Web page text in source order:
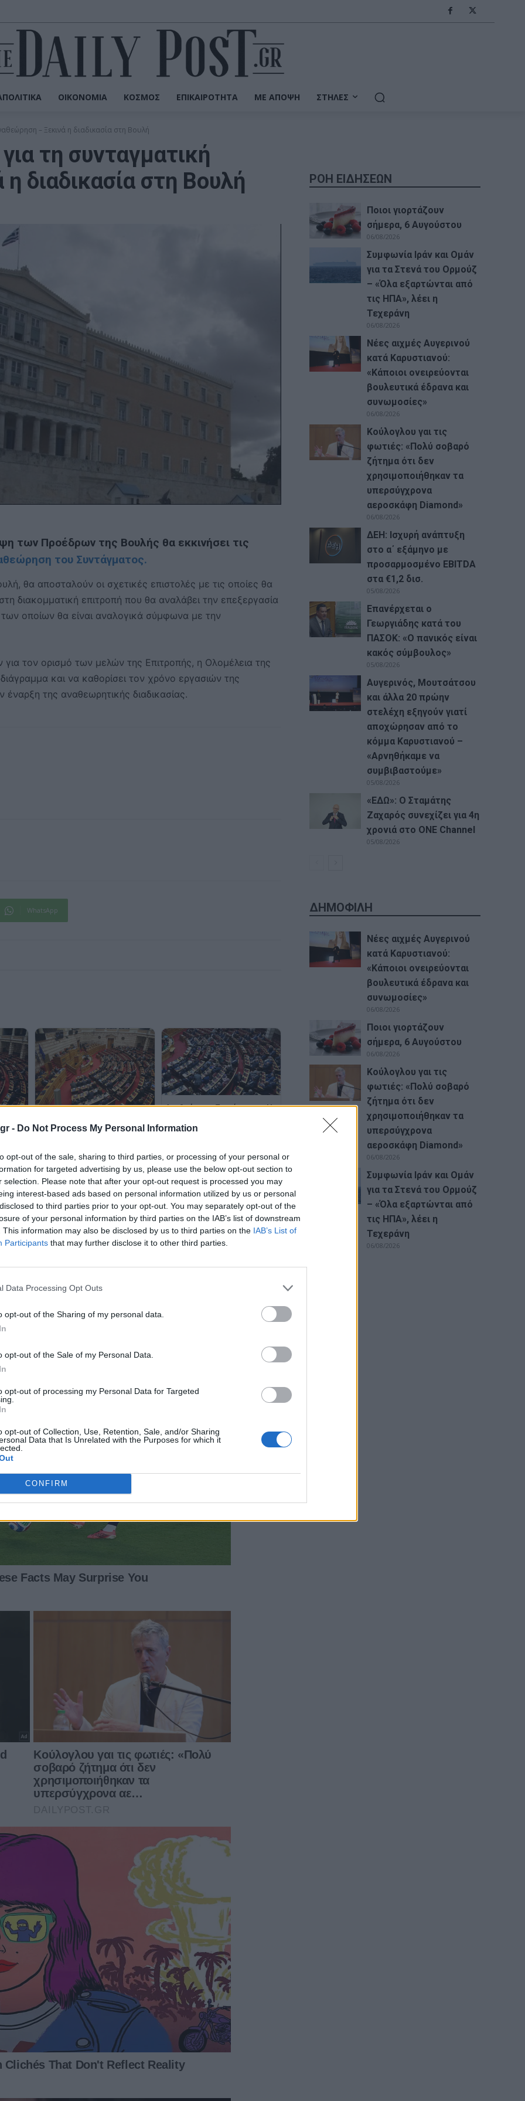
- Do Not Process My Personal Information
opt-out of the sale, sharing to third parties, or processing of your personal or
for targeted advertising by us, please use the below opt-out section to
selection. Please note that after your opt-out request is processed you may
interest-based ads based on personal information utilized by us or personal
to third parties prior to your opt-out. You may separately opt-out of the
of your personal information by third parties on the IAB’s list of downstream
This information may also be disclosed by us to third parties on the IAB’s List of
Participants that may further disclose it to other third parties.
Data Processing Opt Outs
opt-out of the Sharing of my personal data.
opt-out of the Sale of my Personal Data.
opt-out of processing my Personal Data for Targeted
opt-out of Collection, Use, Retention, Sale, and/or Sharing
Data that Is Unrelated with the Purposes for which it
CONFIRM
ΟΙΚΟΝΟΜΊΑ ΚΌΣΜΟΣ ΕΠΙΚΑΙΡΌΤΗΤΑ ΜΕ ΆΠΟΨΗ ΣΤΉΛΕΣ
– Ξεκινά η διαδικασία στη Βουλή
τη συνταγματική
διαδικασία στη Βουλή
των Προέδρων της Βουλής θα εκκινήσει τις
του Συντάγματος.
θα αποσταλούν οι σχετικές επιστολές με τις οποίες θα
διακομματική επιτροπή που θα αναλάβει την επεξεργασία
οποίων θα είναι αναλογικά σύμφωνα με την
τον ορισμό των μελών της Επιτροπής, η Ολομέλεια της
και να καθορίσει τον χρόνο εργασιών της
έναρξη της αναθεωρητικής διαδικασίας.
WhatsApp
Αναθεώρηση: Η «ώρα» του
Αναθεώρηση Συντάγματος: Η
κωλύματα και ασυμβίβαστα
Συντάγματος - Ποια είναι η
αναθεώρηση του
ΡΟΗ ΕΙΔΗΣΕΩΝ
Ποιοι γιορτάζουν
σήμερα, 6 Αυγούστου
06/08/2026
Συμφωνία Ιράν και Ομάν
για τα Στενά του Ορμούζ
– «Όλα εξαρτώνται από
τις ΗΠΑ», λέει η
Τεχεράνη
06/08/2026
Νέες αιχμές Αυγερινού
κατά Καρυστιανού:
«Kάποιοι ονειρεύονται
βουλευτικά έδρανα και
συνωμοσίες»
06/08/2026
Κούλογλου γαι τις
φωτιές: «Πολύ σοβαρό
ζήτημα ότι δεν
χρησιμοποιήθηκαν τα
υπερσύγχρονα
αεροσκάφη Diamond»
06/08/2026
ΔΕΗ: Ισχυρή ανάπτυξη
στο α΄ εξάμηνο με
προσαρμοσμένο EBITDA
στα €1,2 δισ.
05/08/2026
Επανέρχεται ο
Γεωργιάδης κατά του
ΠΑΣΟΚ: «Ο πανικός είναι
κακός σύμβουλος»
05/08/2026
Αυγερινός, Μουτσάτσου
και άλλα 20 πρώην
στελέχη εξηγούν γιατί
αποχώρησαν από το
κόμμα Καρυστιανού –
«Αρνηθήκαμε να
συμβιβαστούμε»
05/08/2026
«ΕΔΩ»: Ο Σταμάτης
Ζαχαρός συνεχίζει για 4η
χρονιά στο ONE Channel
05/08/2026
ΔΗΜΟΦΙΛΗ
Νέες αιχμές Αυγερινού
κατά Καρυστιανού:
«Kάποιοι ονειρεύονται
βουλευτικά έδρανα και
συνωμοσίες»
06/08/2026
Ποιοι γιορτάζουν
σήμερα, 6 Αυγούστου
06/08/2026
Κούλογλου γαι τις
φωτιές: «Πολύ σοβαρό
ζήτημα ότι δεν
χρησιμοποιήθηκαν τα
υπερσύγχρονα
αεροσκάφη Diamond»
06/08/2026
Συμφωνία Ιράν και Ομάν
για τα Στενά του Ορμούζ
– «Όλα εξαρτώνται από
τις ΗΠΑ», λέει η
Τεχεράνη
06/08/2026